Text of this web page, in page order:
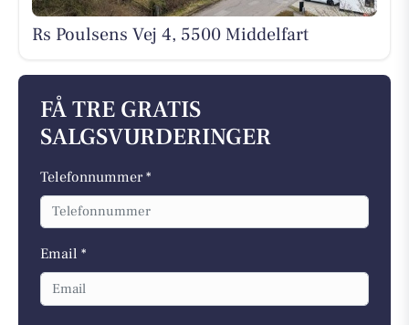
Rs Poulsens Vej 4, 5500 Middelfart
FÅ TRE GRATIS
SALGSVURDERINGER
Telefonnummer *
Email *